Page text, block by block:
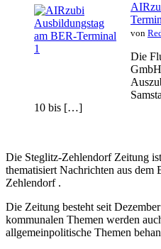
von
Die
10 bis […]
Die Steglitz-Zehlendorf Zeitung
thematisiert Nachrichten aus
Zehlendorf .
Die Zeitung besteht seit
kommunalen Themen werden
allgemeinpolitische Themen